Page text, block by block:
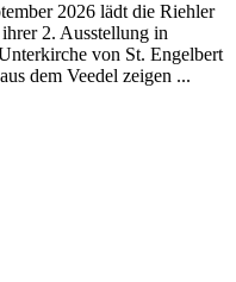
2026 lädt die Riehler
2. Ausstellung in
von St. Engelbert
dem Veedel zeigen ...